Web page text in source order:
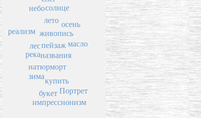
пейзаж
названия
живопись
лето
натюрморт
купить
солнце
лес
зима
осень
букет
масло
река
реализм
небо
импрессионизм
Портрет